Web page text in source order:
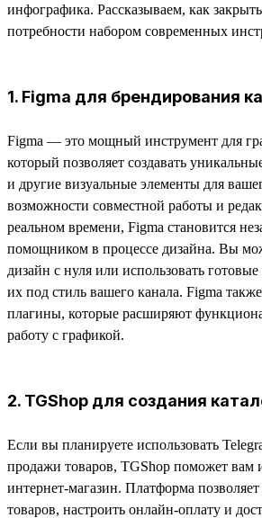
инфографика. Рассказываем, как
потребности набором современных
1. Figma для брендирования
Figma — это мощный инструмент для
который позволяет создавать
и другие визуальные элементы для
возможности совместной работы и
реальном времени, Figma становится
помощником в процессе дизайна. Вы
дизайн с нуля или использовать
их под стиль вашего канала. Figma
плагины, которые расширяют
работу с графикой.
2. TGShop для создания
Если вы планируете использовать
продажи товаров, TGShop поможет вам
интернет-магазин. Платформа позволяет
товаров, настроить онлайн-оплату и